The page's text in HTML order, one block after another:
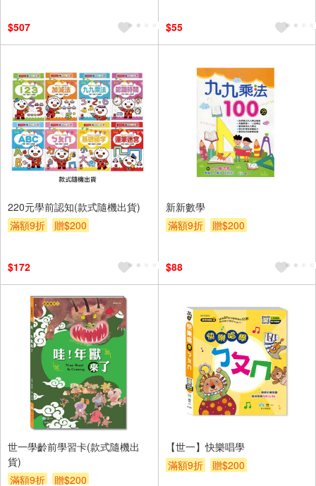
$507 $55
220元學前認知(款式隨機出貨)
滿額9折
贈$200
$172
新新數學
滿額9折
贈$200
$88
世一學齡前學習卡(款式隨機出
貨)
滿額9折
贈$200
【世一】快樂唱學
滿額9折
贈$200